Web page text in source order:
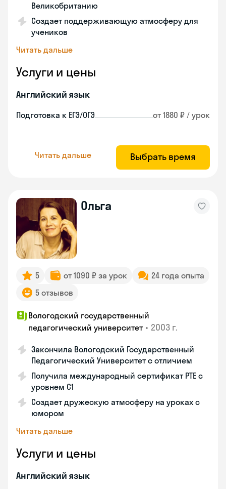
Великобританию
Создает поддерживающую атмосферу для
учеников
Читать дальше
Услуги и цены
Английский язык
Подготовка к ЕГЭ/ОГЭ от 1880 ₽ / урок
Читать дальше Выбрать время
Ольга
5 от 1090 ₽ за урок
24 года опыта
5 отзывов
Вологодский государственный
педагогический университет • 2003 г.
Закончила Вологодский Государственный
Педагогический Университет с отличием
Получила международный сертификат PTE с
уровнем C1
Создает дружескую атмосферу на уроках с
юмором
Читать дальше
Услуги и цены
Английский язык